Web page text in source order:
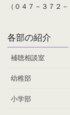
（０４７－３７２
各部の紹介
補聴相談室
幼稚部
小学部